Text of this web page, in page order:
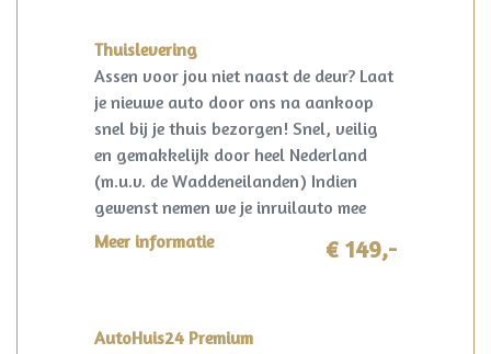
Thuislevering
Assen voor jou niet naast de deur? Laat
je nieuwe auto door ons na aankoop
snel bij je thuis bezorgen! Snel, veilig
en gemakkelijk door heel Nederland
(m.u.v. de Waddeneilanden) Indien
gewenst nemen we je inruilauto mee
terug! I.c.m. pakket Premium slechts
Meer informatie € 149,-
AutoHuis24 Premium